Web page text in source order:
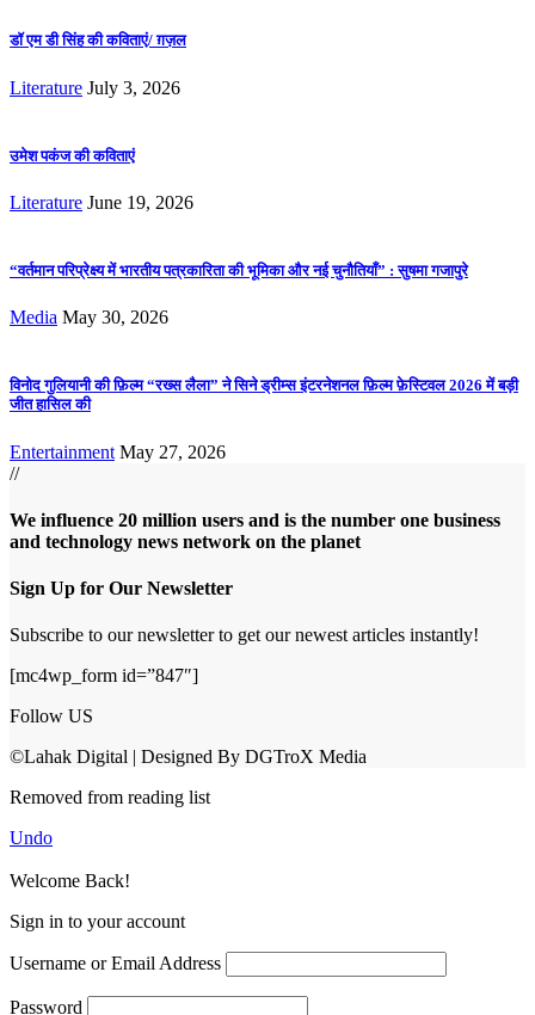
डॉ एम डी सिंह की कविताएं/ ग़ज़ल
Literature July 3, 2026
उमेश पकंज की कविताएं
Literature June 19, 2026
“वर्तमान परिप्रेक्ष्य में भारतीय पत्रकारिता की भूमिका और नई चुनौतियाँ” : सुषमा गजापुरे
Media May 30, 2026
विनोद गुलियानी की फ़िल्म “रख्स लैला” ने सिने ड्रीम्स इंटरनेशनल फ़िल्म फ़ेस्टिवल 2026 में बड़ी
जीत हासिल की
Entertainment May 27, 2026
//
We influence 20 million users and is the number one business
and technology news network on the planet
Sign Up for Our Newsletter
Subscribe to our newsletter to get our newest articles instantly!
[mc4wp_form id=”847″]
Follow US
©Lahak Digital | Designed By DGTroX Media
Removed from reading list
Undo
Welcome Back!
Sign in to your account
Username or Email Address
Password